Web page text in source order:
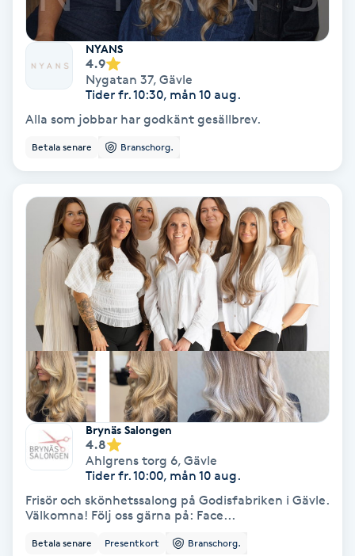
Färgning
Föning
Gelenaglar
Gellack
Gellack med förstärkning
Gravidmassage
Gravidyoga
Gruppträning
Gua Sha-massage
Hatha Yoga
Headspa
NYANS
4.9
Nygatan 37, Gävle
Tider fr. 10:30, mån 10 aug.
Alla som jobbar har godkänt gesällbrev.
Betala senare Branschorg.
Brynäs Salongen
4.8
Ahlgrens torg 6, Gävle
Tider fr. 10:00, mån 10 aug.
Frisör och skönhetssalong på Godisfabriken i Gävle.
Välkomna! Följ oss gärna på: Face...
Betala senare Presentkort Branschorg.